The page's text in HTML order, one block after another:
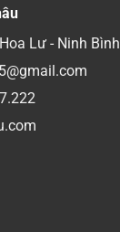
Lư - Ninh Bình